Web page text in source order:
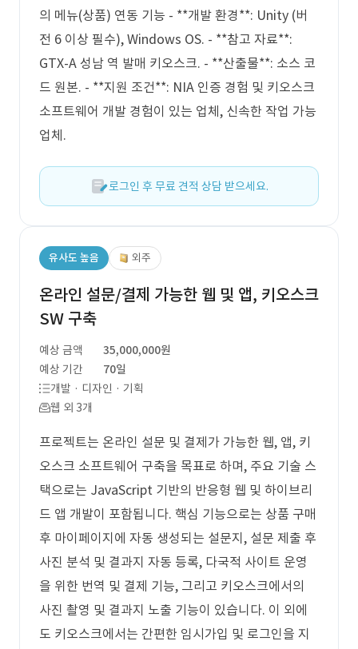
의 메뉴(상품) 연동 기능 - **개발 환경**: Unity (버
전 6 이상 필수), Windows OS. - **참고 자료**:
GTX-A 성남 역 발매 키오스크. - **산출물**: 소스 코
드 원본. - **지원 조건**: NIA 인증 경험 및 키오스크
소프트웨어 개발 경험이 있는 업체, 신속한 작업 가능
업체.
로그인 후 무료 견적 상담 받으세요.
유사도 높음 외주
온라인 설문/결제 가능한 웹 및 앱, 키오스크
SW 구축
예상 금액
35,000,000원
예상 기간
70일
개발 · 디자인 · 기획
웹 외 3개
프로젝트는 온라인 설문 및 결제가 가능한 웹, 앱, 키
오스크 소프트웨어 구축을 목표로 하며, 주요 기술 스
택으로는 JavaScript 기반의 반응형 웹 및 하이브리
드 앱 개발이 포함됩니다. 핵심 기능으로는 상품 구매
후 마이페이지에 자동 생성되는 설문지, 설문 제출 후
사진 분석 및 결과지 자동 등록, 다국적 사이트 운영
을 위한 번역 및 결제 기능, 그리고 키오스크에서의
사진 촬영 및 결과지 노출 기능이 있습니다. 이 외에
도 키오스크에서는 간편한 임시가입 및 로그인을 지